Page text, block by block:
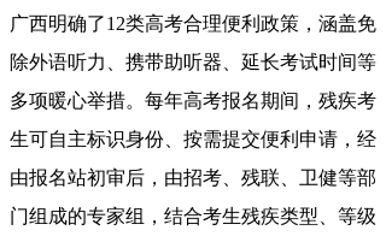
广西明确了12类高考合理便利政策，涵盖免
除外语听力、携带助听器、延长考试时间等
多项暖心举措。每年高考报名期间，残疾考
生可自主标识身份、按需提交便利申请，经
由报名站初审后，由招考、残联、卫健等部
门组成的专家组，结合考生残疾类型、等级